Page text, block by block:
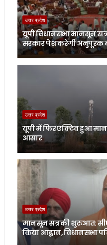
उत्तर प्रदेश
यूपी विधानसभा मानसून
सरकार पेश करेगी अनुपूरक
उत्तर प्रदेश
यूपी में फिर एक्टिव हुआ
आसार
उत्तर प्रदेश
मानसून सत्र की शुरुआत:
किया आह्वान, विधानसभा